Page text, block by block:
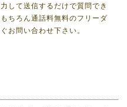
して送信するだけで質問でき
ちろん通話料無料のフリーダ
お問い合わせ下さい。